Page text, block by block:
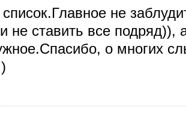
не
не ставить все подряд)),
о многих